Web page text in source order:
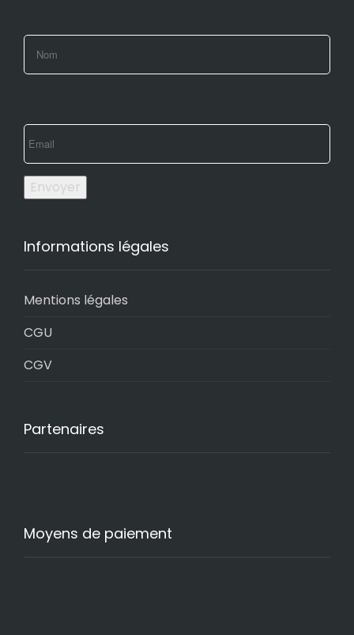
Envoyer
Informations légales
Mentions légales
CGU
CGV
Partenaires
Moyens de paiement